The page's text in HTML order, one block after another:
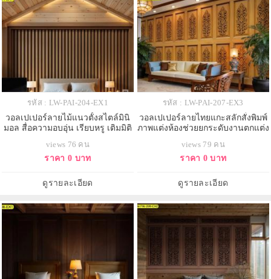
รหัส : LW-PAI-204-EX1
วอลเปเปอร์ลายไม้แนวตั้งสไตล์มินิ
มอล สื่อความอบอุ่น เรียบหรู เติมมิติ
views 76 คน
ราคา 0 บาท
ดูรายละเอียด
รหัส : LW-PAI-207-EX3
วอลเปเปอร์ลายไทยแกะสลักสั่งพิมพ์
ภาพแต่งห้องช่วยยกระดับงานตกแต่ง
views 79 คน
ราคา 0 บาท
ดูรายละเอียด